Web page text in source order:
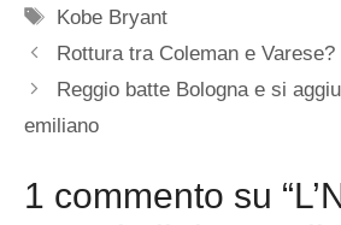
Tag
Kobe Bryant
Rottura tra Coleman e Varese?
Reggio batte Bologna e si
emiliano
1 commento su